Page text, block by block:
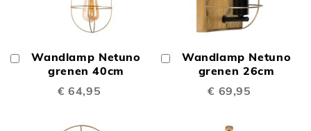
Wandlamp Netuno
grenen 40cm
€ 64,95
In
Winkelwagen
Wandlamp Netuno
grenen 26cm
€ 69,95
Winkelwagen